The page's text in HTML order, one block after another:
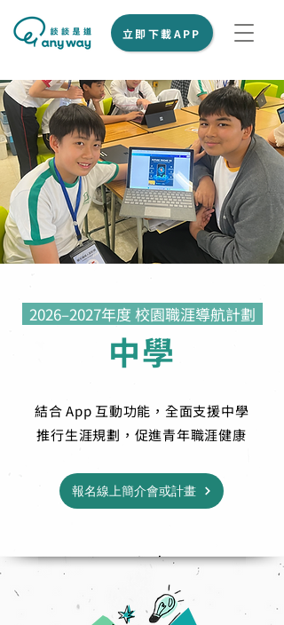
立即下載APP
2026–2027年度 校園職涯導航計劃
中學
結合 App 互動功能，全面支援中學
推行生涯規劃，促進青年職涯健康
報名線上簡介會或計畫